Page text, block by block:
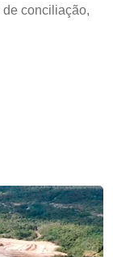
conciliação,